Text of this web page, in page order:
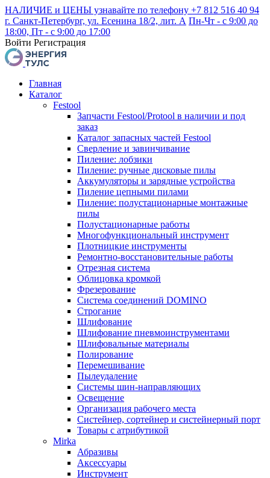
НАЛИЧИЕ и ЦЕНЫ узнавайте по телефону +7 812 516 40 94
г. Санкт-Петербург, ул. Есенина 18/2, лит. А Пн-Чт - с 9:00 до
18:00, Пт - с 9:00 до 17:00
Войти Регистрация
Главная
Каталог
Festool
Запчасти Festool/Protool в наличии и под
заказ
Каталог запасных частей Festool
Сверление и завинчивание
Пиление: лобзики
Пиление: ручные дисковые пилы
Аккумуляторы и зарядные устройства
Пиление цепными пилами
Пиление: полустационарные монтажные
пилы
Полустационарные работы
Многофункциональный инструмент
Плотницкие инструменты
Ремонтно-восстановительные работы
Отрезная система
Облицовка кромкой
Фрезерование
Система соединений DOMINO
Строгание
Шлифование
Шлифование пневмоинструментами
Шлифовальные материалы
Полирование
Перемешивание
Пылеудаление
Системы шин-направляющих
Освещение
Организация рабочего места
Систейнер, сортейнер и систейнерный порт
Товары с атрибутикой
Mirka
Абразивы
Аксессуары
Инструмент